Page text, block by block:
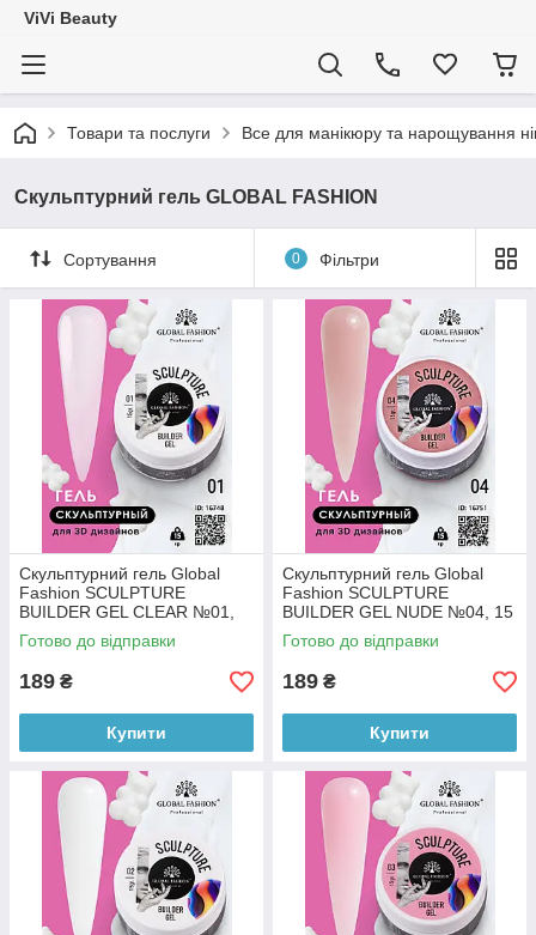
ViVi Beauty
Товари та послуги Все для манікюру та нарощування
Скульптурний гель GLOBAL FASHION
Сортування 0 Фільтри
Скульптурний гель Global
Fashion SCULPTURE
BUILDER GEL CLEAR №01,
15 г
Готово до відправки
189 ₴
Купити
Скульптурний гель Global
Fashion SCULPTURE
BUILDER GEL NUDE №04, 15
гГотово до відправки
189 ₴
Купити